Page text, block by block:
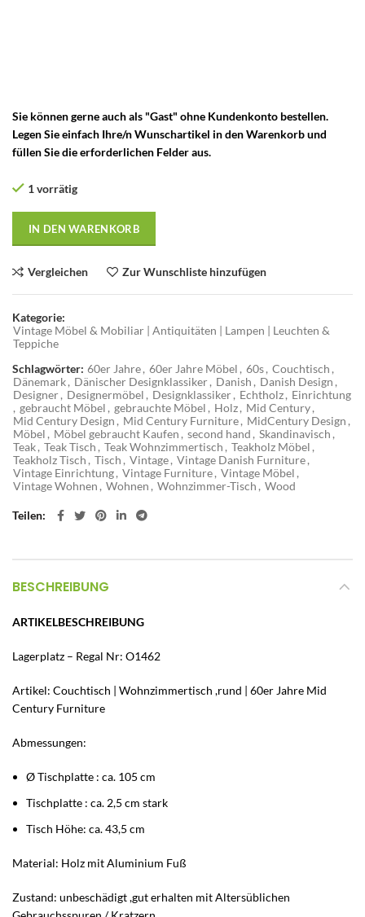
Sie können gerne auch als "Gast" ohne Kundenkonto bestellen.
Legen Sie einfach Ihre/n Wunschartikel in den Warenkorb und
füllen Sie die erforderlichen Felder aus.
1 vorrätig
IN DEN WARENKORB
Vergleichen Zur Wunschliste hinzufügen
Kategorie:
Vintage Möbel & Mobiliar | Antiquitäten | Lampen | Leuchten &
Teppiche
Schlagwörter: 60er Jahre, 60er Jahre Möbel , 60s, Couchtisch ,
Dänemark, Dänischer Designklassiker, Danish , Danish Design ,
Designer, Designermöbel , Designklassiker, Echtholz, Einrichtung
, gebraucht Möbel , gebrauchte Möbel , Holz, Mid Century,
Mid Century Design , Mid Century Furniture, MidCentury Design ,
Möbel , Möbel gebraucht Kaufen , second hand , Skandinavisch ,
Teak, Teak Tisch , Teak Wohnzimmertisch , Teakholz Möbel ,
Teakholz Tisch , Tisch , Vintage, Vintage Danish Furniture,
Vintage Einrichtung, Vintage Furniture, Vintage Möbel ,
Vintage Wohnen , Wohnen , Wohnzimmer-Tisch , Wood
Teilen
BESCHREIBUNG
ARTIKELBESCHREIBUNG
Lagerplatz – Regal Nr: O1462
Artikel: Couchtisch | Wohnzimmertisch ,rund | 60er Jahre Mid
Century Furniture
Abmessungen:
Ø Tischplatte : ca. 105 cm
Tischplatte : ca. 2,5 cm stark
Tisch Höhe: ca. 43,5 cm
Material: Holz mit Aluminium Fuß
Zustand: unbeschädigt ,gut erhalten mit Altersüblichen